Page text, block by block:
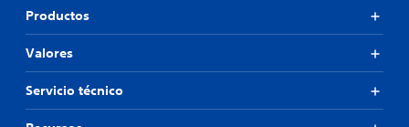
Productos
Valores
Servicio técnico